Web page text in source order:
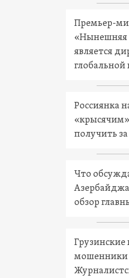
Премьер-
«Нынешняя
является
Россиянка
получить
Что
обзор
мошенники